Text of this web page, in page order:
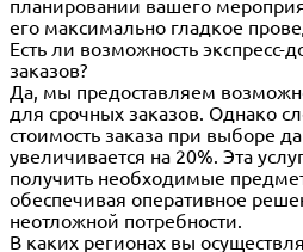
планировании вашего
его максимально гладкое
Есть ли возможность экспресс-
заказов?
Да, мы предоставляем
для срочных заказов. Однако
стоимость заказа при выборе
увеличивается на 20%. Эта
получить необходимые
обеспечивая оперативное
неотложной потребности.
В каких регионах вы